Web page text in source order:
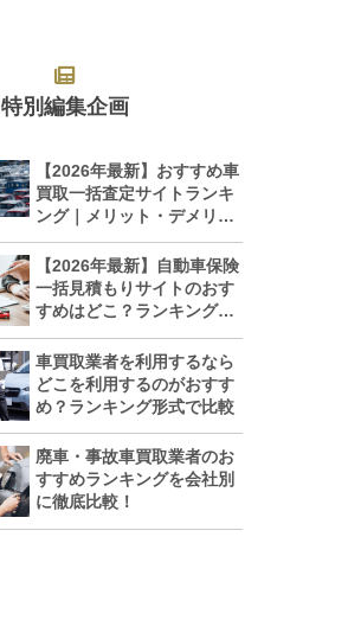
特別編集企画
【2026年最新】おすすめ車
買取一括査定サイトランキ
ング｜メリット・デメリッ
トも解説
【2026年最新】自動車保険
一括見積もりサイトのおす
すめはどこ？ランキングで
車買取業者を利用するなら
どこを利用するのがおすす
め？ランキング形式で比較
廃車・事故車買取業者のお
すすめランキングを会社別
に徹底比較！